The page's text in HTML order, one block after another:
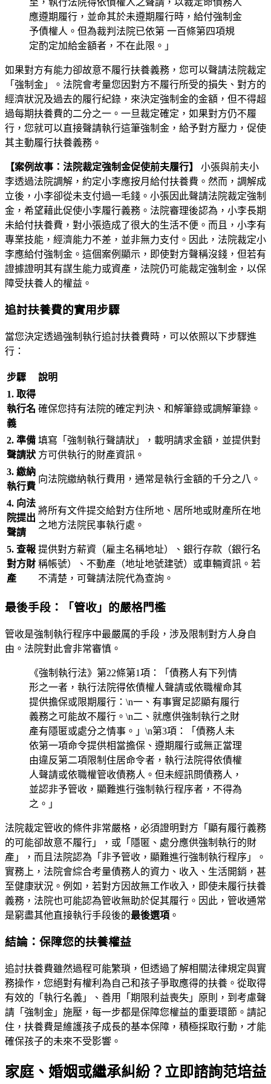
應遵期履行，並命其於未遵期履行時，給付強制金
予債權人。但為裁判法院已依第 一百條第四項規
定酌定加給金額者，不在此限。」
如果對方有能力卻故意不履行扶養義務，您可以聲請法院裁定
「強制金」。法院會考量您因對方不履行所受的損失、對方的
經濟狀況及過去的履行紀錄，來決定強制金的金額，但不得超
過每期扶養費的二分之一。一旦裁定確定，如果對方仍不履
行，您就可以直接聲請執行這筆強制金，給予對方壓力，促使
其主動履行扶養義務。
【案例故事：法院裁定強制金促使前夫履行】
小張與前夫小
李透過法院調解，約定小李應按月給付扶養費。然而，調解成
立後，小李卻從未支付過一毛錢。小張因此聲請法院裁定強制
金，希望藉此促使小李履行義務。法院審理後認為，小李長期
未給付扶養費，對小張造成了很大的生活不便。而且，小李有
專業技能，經濟能力不差，並非無力支付。因此，法院裁定小
李應給付強制金。這個案例顯示，即使對方聲稱沒錢，但若有
證據證明其有謀生能力或資產，法院仍可能裁定強制金，以保
障受扶養人的權益。
追討扶養費的實用步驟
當您決定透過強制執行追討扶養費時，可以依照以下步驟進
行：
步驟
說明
1. 取得
執行名
義
確保您持有法院的確定判決、和解筆錄或調解筆錄。
2. 準備
聲請狀
填寫「強制執行聲請狀」，載明請求金額，並提供對
方可供執行的財產資訊。
3. 繳納
執行費
向法院繳納執行費用，通常是執行金額的千分之八。
4. 向法
院提出
聲請
將所有文件提交給對方住所地、居所地或財產所在地
之地方法院民事執行處。
5. 查報
對方財
產
提供對方薪資（雇主名稱地址）、銀行存款（銀行名
稱帳號）、不動產（地址地號建號）或車輛資訊。若
不清楚，可聲請法院代為查詢。
最後手段：「管收」的嚴格門檻
管收是強制執行程序中最嚴厲的手段，涉及限制對方人身自
由。法院對此會非常審慎。
《強制執行法》第22條第1項：「債務人有下列情
形之一者，執行法院得依債權人聲請或依職權命其
提供擔保或限期履行：\n一、有事實足認顯有履行
義務之可能故不履行。\n二、就應供強制執行之財
產有隱匿或處分之情事。」\n第3項：「債務人未
依第一項命令提供相當擔保、遵期履行或無正當理
由違反第二項限制住居命令者，執行法院得依債權
人聲請或依職權管收債務人。但未經訊問債務人，
並認非予管收，顯難進行強制執行程序者，不得為
之。」
法院裁定管收的條件非常嚴格，必須證明對方「顯有履行義務
的可能卻故意不履行」，或「隱匿、處分應供強制執行的財
產」，而且法院認為「非予管收，顯難進行強制執行程序」。
實務上，法院會綜合考量債務人的資力、收入、生活開銷，甚
至健康狀況。例如，若對方因故無工作收入，即使未履行扶養
義務，法院也可能認為管收無助於促其履行。因此，管收通常
是窮盡其他直接執行手段後的最後選項 。
結論：保障您的扶養權益
追討扶養費雖然過程可能繁瑣，但透過了解相關法律規定與實
務操作，您絕對有權利為自己和孩子爭取應得的扶養。從取得
有效的「執行名義」、善用「期限利益喪失」原則，到考慮聲
請「強制金」施壓，每一步都是保障您權益的重要環節。請記
住，扶養費是維護孩子成長的基本保障，積極採取行動，才能
確保孩子的未來不受影響。
家庭、婚姻或繼承糾紛？立即諮詢范培益